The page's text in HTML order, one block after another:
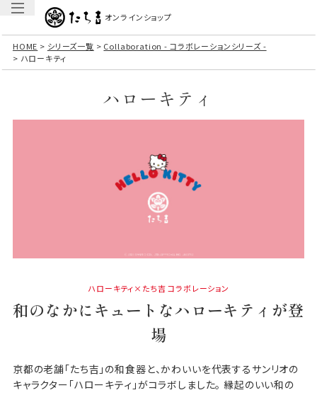
オンラインショップ
HOME シリーズ一覧
Collaboration - コラボレーションシリーズ -
ハローキティ
ハローキティ
ハローキティ×たち吉 コラボレーション
和のなかにキュートなハローキティが登
場
京都の老舗「たち吉」の和食器と、かわいいを代表するサンリオの
キャラクター「ハローキティ」がコラボしました。 縁起のいい和の